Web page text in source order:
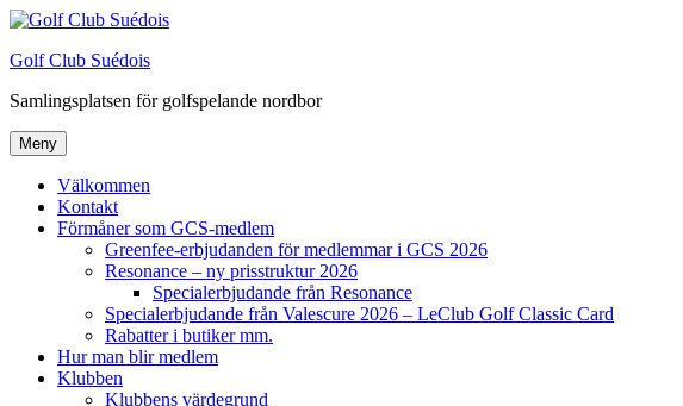
Hoppa
innehåll
Golf Club Suédois
Samlingsplatsen för golfspelande nordbor
Meny
Välkommen
Kontakt
Förmåner som GCS-medlem
Greenfee-erbjudanden för medlemmar i GCS 2026
Resonance – ny prisstruktur 2026
Specialerbjudande från Resonance
Specialerbjudande från Valescure 2026 – LeClub Golf Classic Card
Rabatter i butiker mm.
Hur man blir medlem
Klubben
Klubbens värdegrund